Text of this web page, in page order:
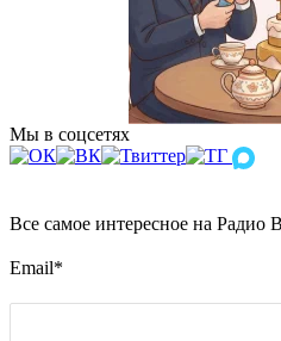
Мы в соцсетях
Все самое интересное на
Email*